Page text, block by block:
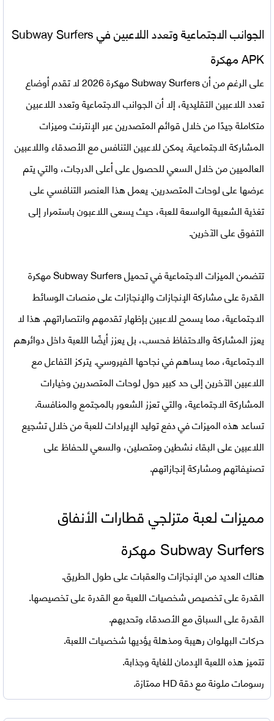
الجوانب الاجتماعية وتعدد اللاعبين في Subway Surfers
APK مهكرة
على الرغم من أن Subway Surfers مهكرة 2026 لا تقدم أوضاع
تعدد اللاعبين التقليدية، إلا أن الجوانب الاجتماعية وتعدد اللاعبين
متكاملة جيدًا من خلال قوائم المتصدرين عبر الإنترنت وميزات
المشاركة الاجتماعية. يمكن للاعبين التنافس مع الأصدقاء واللاعبين
العالميين من خلال السعي للحصول على أعلى الدرجات، والتي يتم
عرضها على لوحات المتصدرين. يعمل هذا العنصر التنافسي على
تغذية الشعبية الواسعة للعبة، حيث يسعى اللاعبون باستمرار إلى
التفوق على الآخرين.
تتضمن الميزات الاجتماعية في تحميل Subway Surfers مهكرة
القدرة على مشاركة الإنجازات والإنجازات على منصات الوسائط
الاجتماعية، مما يسمح للاعبين بإظهار تقدمهم وانتصاراتهم. هذا لا
يعزز المشاركة والاحتفاظ فحسب، بل يعزز أيضًا اللعبة داخل دوائرهم
الاجتماعية، مما يساهم في نجاحها الفيروسي. يتركز التفاعل مع
اللاعبين الآخرين إلى حد كبير حول لوحات المتصدرين وخيارات
المشاركة الاجتماعية، والتي تعزز الشعور بالمجتمع والمنافسة.
تساعد هذه الميزات في دفع توليد الإيرادات للعبة من خلال تشجيع
اللاعبين على البقاء نشطين ومتصلين، والسعي للحفاظ على
تصنيفاتهم ومشاركة إنجازاتهم.
مميزات لعبة متزلجي قطارات الأنفاق
Subway Surfers مهكرة
هناك العديد من الإنجازات والعقبات على طول الطريق.
القدرة على تخصيص شخصيات اللعبة مع القدرة على تخصيصها.
القدرة على السباق مع الأصدقاء وتحديهم.
حركات البهلوان رهيبة ومذهلة يؤديها شخصيات اللعبة.
تتميز هذه اللعبة الإدمان للغاية وجذابة.
رسومات ملونة مع دقة HD ممتازة.